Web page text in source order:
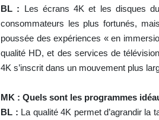
BL : Les écrans 4K et les disques
consommateurs les plus fortunés,
poussée des expériences « en
qualité HD, et des services de
4K s’inscrit dans un mouvement plus
MK : Quels sont les programmes
BL : La qualité 4K permet d’agrandir